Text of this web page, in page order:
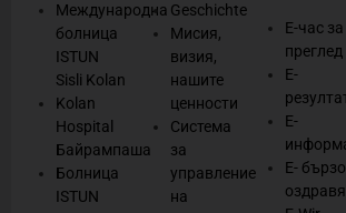
Международна
болница
ISTUN
Sisli Kolan
Kolan
Hospital
Байрампаша
Болница
ISTUN
Geschichte
Мисия,
визия,
нашите
ценности
Система
за
управление
на
Е-час за
преглед
Е-
Е-
Е- бързо